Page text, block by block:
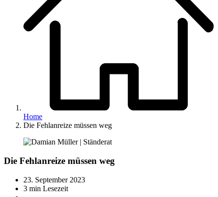
Home
Die Fehlanreize müssen weg
Die Fehlanreize müssen weg
23. September 2023
3 min Lesezeit